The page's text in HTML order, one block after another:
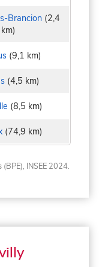
Brancion (2,4
km)
(9,1 km)
(4,5 km)
(8,5 km)
(74,9 km)
INSEE 2024.